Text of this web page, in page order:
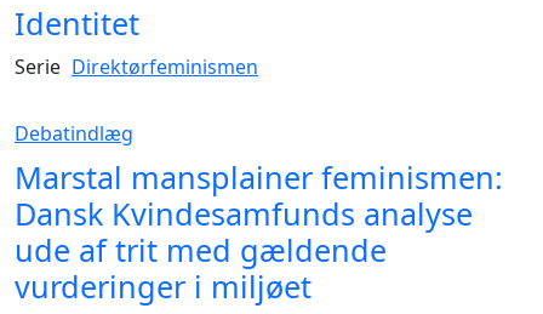
Identitet
Serie Direktørfeminismen
Debatindlæg
Marstal mansplainer feminismen:
Dansk Kvindesamfunds analyse
ude af trit med gældende
vurderinger i miljøet